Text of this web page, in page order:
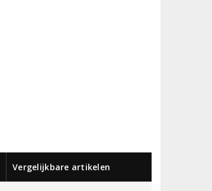
Vergelijkbare artikelen